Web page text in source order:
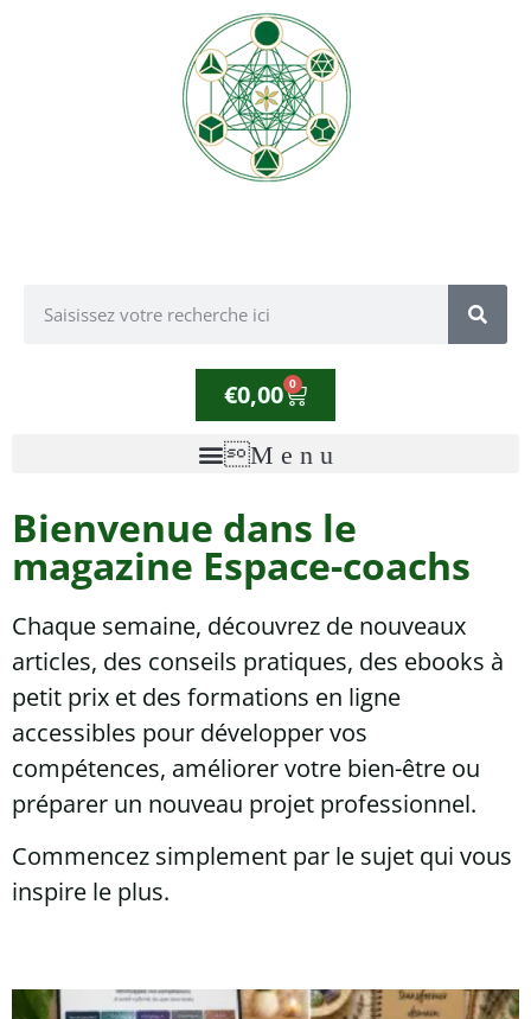
€0,00 0
Bienvenue dans le
magazine Espace-coachs
Chaque semaine, découvrez de nouveaux
articles, des conseils pratiques, des ebooks à
petit prix et des formations en ligne
accessibles pour développer vos
compétences, améliorer votre bien-être ou
préparer un nouveau projet professionnel.
Commencez simplement par le sujet qui vous
inspire le plus.